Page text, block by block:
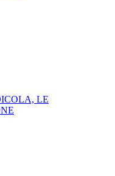
LE